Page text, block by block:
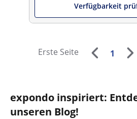
Verfügbarkeit
Erste Seite 1
expondo inspiriert:
unseren Blog!